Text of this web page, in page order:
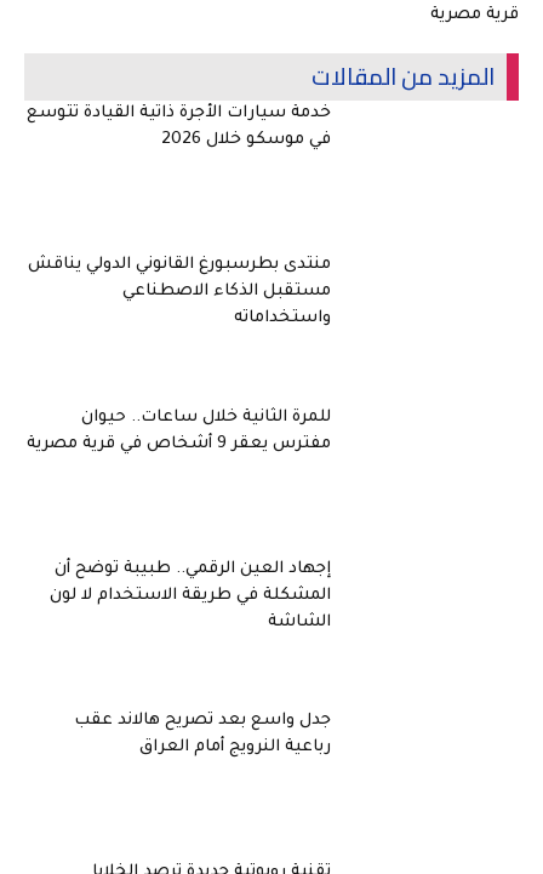
قرية مصرية
المزيد من المقالات
خدمة سيارات الأجرة ذاتية القيادة تتوسع
في موسكو خلال 2026
منتدى بطرسبورغ القانوني الدولي يناقش
مستقبل الذكاء الاصطناعي
واستخداماته
للمرة الثانية خلال ساعات.. حيوان
مفترس يعقر 9 أشخاص في قرية مصرية
إجهاد العين الرقمي.. طبيبة توضح أن
المشكلة في طريقة الاستخدام لا لون
الشاشة
جدل واسع بعد تصريح هالاند عقب
رباعية النرويج أمام العراق